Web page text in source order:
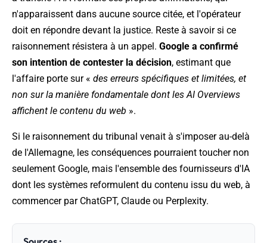
n'apparaissent dans aucune source citée, et l'opérateur
doit en répondre devant la justice. Reste à savoir si ce
raisonnement résistera à un appel. Google a confirmé
son intention de contester la décision, estimant que
l'affaire porte sur « des erreurs spécifiques et limitées, et
non sur la manière fondamentale dont les AI Overviews
affichent le contenu du web ».
Si le raisonnement du tribunal venait à s'imposer au-delà
de l'Allemagne, les conséquences pourraient toucher non
seulement Google, mais l'ensemble des fournisseurs d'IA
dont les systèmes reformulent du contenu issu du web, à
commencer par ChatGPT, Claude ou Perplexity.